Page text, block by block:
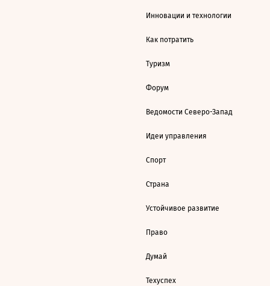
Инновации и технологии
Как потратить
Туризм
Форум
Ведомости Северо-Запад
Идеи управления
Спорт
Страна
Устойчивое развитие
Право
Думай
Техуспех